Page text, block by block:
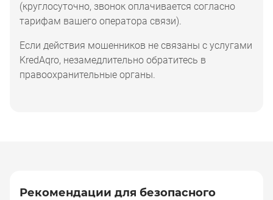
(круглосуточно, звонок оплачивается согласно
тарифам вашего оператора связи).
Если действия мошенников не связаны с услугами
KredAqro, незамедлительно обратитесь в
правоохранительные органы.
Рекомендации для безопасного